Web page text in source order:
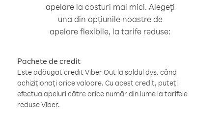
apelare la costuri mai mici. Alegeți
una din opțiunile noastre de
apelare flexibile, la tarife reduse:
Pachete de credit
Este adăugat credit Viber Out la soldul dvs. când
achiziționați orice valoare. Cu acest credit, puteți
efectua apeluri către orice număr din lume la tarifele
reduse Viber.